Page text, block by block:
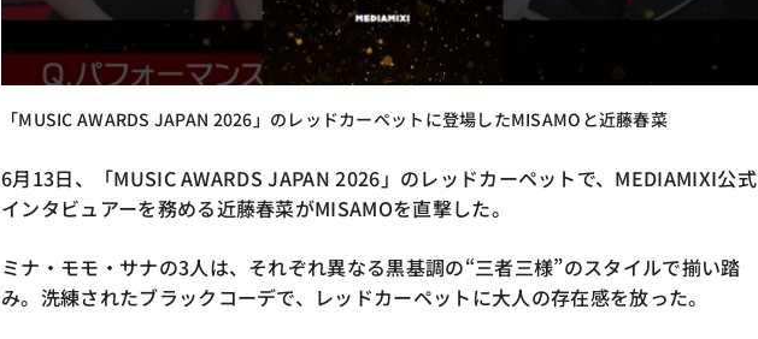
「MUSIC AWARDS JAPAN 2026」のレッドカーペットに登場したMISAMOと近藤春菜
6月13日、「MUSIC AWARDS JAPAN 2026」のレッドカーペットで、MEDIAMIXI公式
インタビュアーを務める近藤春菜がMISAMOを直撃した。
ミナ・モモ・サナの3人は、それぞれ異なる黒基調の“三者三様”のスタイルで揃い踏
み。洗練されたブラックコーデで、レッドカーペットに大人の存在感を放った。